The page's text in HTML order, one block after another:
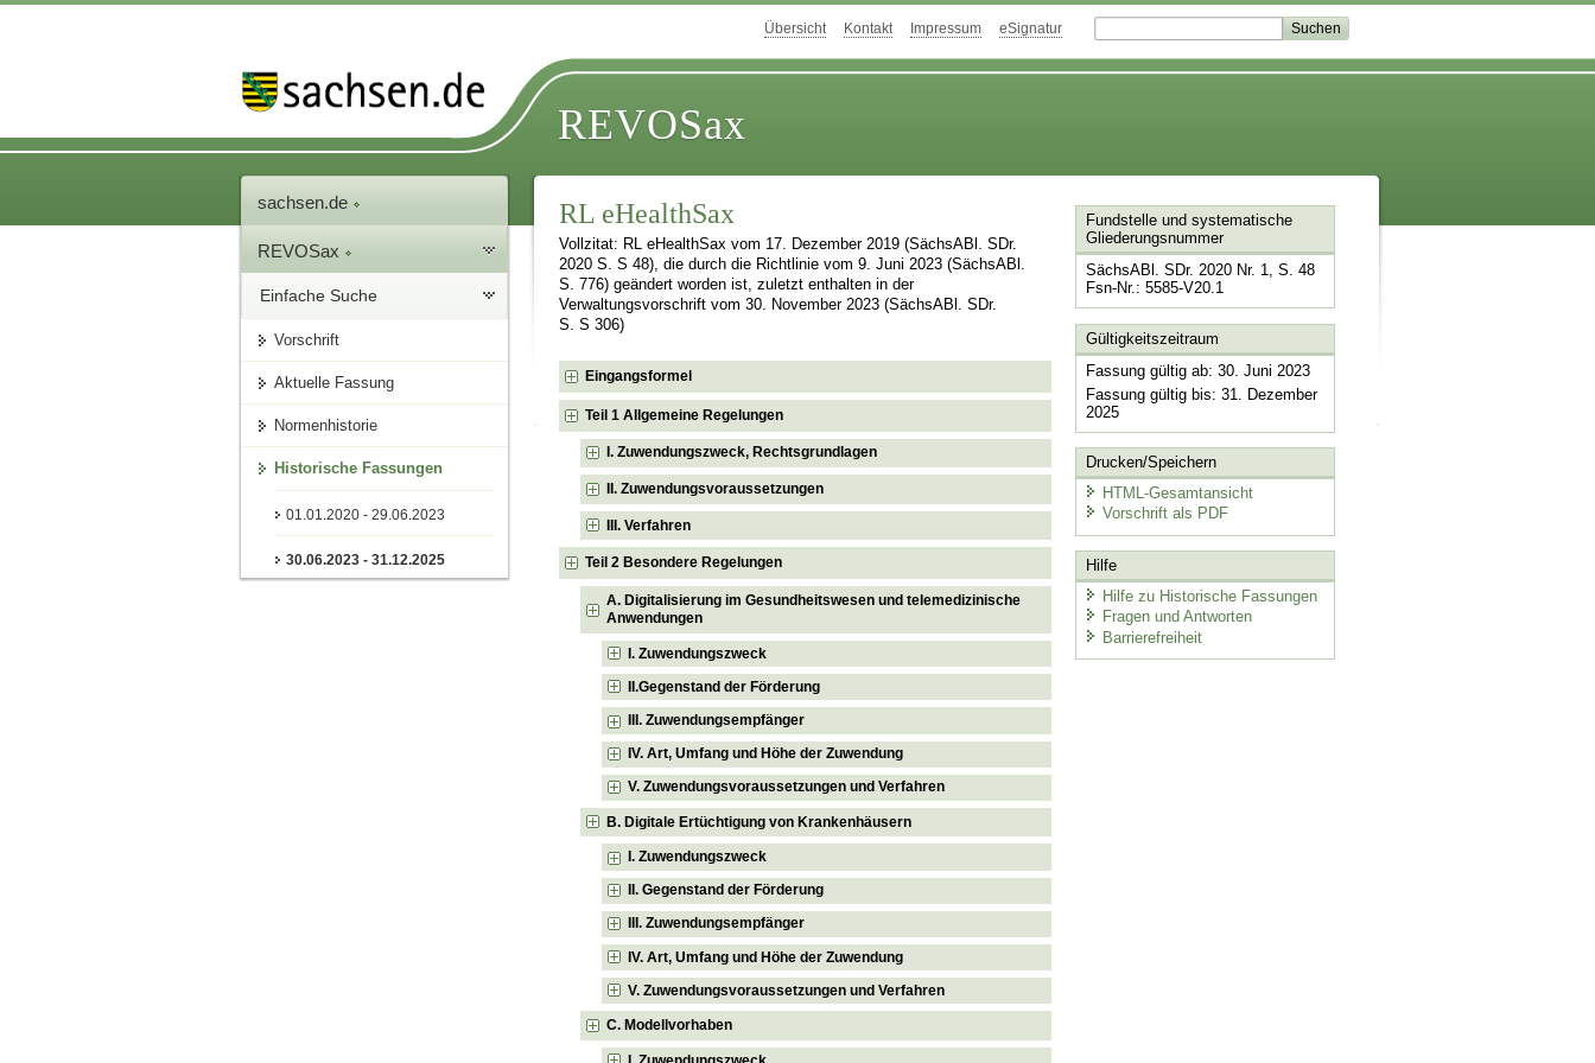
Übersicht Kontakt Impressum eSignatur
REVOSax
sachsen.de
REVOSax
Einfache Suche
Vorschrift
Aktuelle Fassung
Normenhistorie
Historische Fassungen
01.01.2020 - 29.06.2023
30.06.2023 - 31.12.2025
RL eHealthSax
Vollzitat: RL eHealthSax vom 17. Dezember 2019 (SächsABl. SDr.
2020 S. S 48), die durch die Richtlinie vom 9. Juni 2023 (SächsABl.
S. 776) geändert worden ist, zuletzt enthalten in der
Verwaltungsvorschrift vom 30. November 2023 (SächsABl. SDr.
S. S 306)
Eingangsformel
Teil 1 Allgemeine Regelungen
I. Zuwendungszweck, Rechtsgrundlagen
II. Zuwendungsvoraussetzungen
III. Verfahren
Teil 2 Besondere Regelungen
A. Digitalisierung im Gesundheitswesen und telemedizinische
Anwendungen
I. Zuwendungszweck
II.Gegenstand der Förderung
III. Zuwendungsempfänger
IV. Art, Umfang und Höhe der Zuwendung
V. Zuwendungsvoraussetzungen und Verfahren
B. Digitale Ertüchtigung von Krankenhäusern
I. Zuwendungszweck
II. Gegenstand der Förderung
III. Zuwendungsempfänger
IV. Art, Umfang und Höhe der Zuwendung
V. Zuwendungsvoraussetzungen und Verfahren
C. Modellvorhaben
Fundstelle und systematische
Gliederungsnummer
SächsABl. SDr. 2020 Nr. 1, S. 48
Fsn-Nr.: 5585-V20.1
Gültigkeitszeitraum
Fassung gültig ab: 30. Juni 2023
Fassung gültig bis: 31. Dezember
2025
Drucken/Speichern
HTML-Gesamtansicht
Vorschrift als PDF
Hilfe
Hilfe zu Historische Fassungen
Fragen und Antworten
Barrierefreiheit